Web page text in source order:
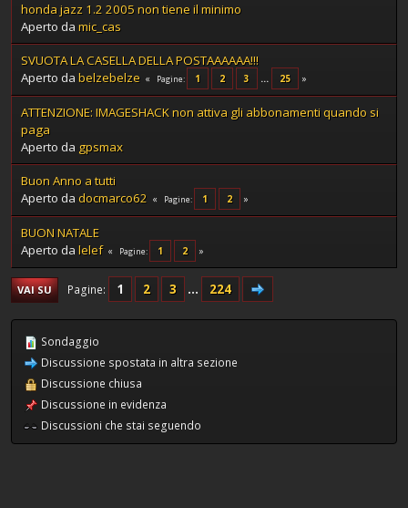
honda jazz 1.2 2005 non tiene il minimo
Aperto da mic_cas
SVUOTA LA CASELLA DELLA POSTAAAAAA!!!
Aperto da belzebelze Pagine 1 2 3 ... 25
ATTENZIONE: IMAGESHACK non attiva gli abbonamenti quando si
paga
Aperto da gpsmax
Buon Anno a tutti
Aperto da docmarco62 Pagine 1 2
BUON NATALE
Aperto da lelef Pagine 1 2
VAI SU Pagine 1 2 3 ... 224
Sondaggio
Discussione spostata in altra sezione
Discussione chiusa
Discussione in evidenza
Discussioni che stai seguendo